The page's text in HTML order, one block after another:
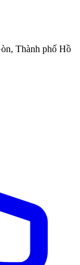
Thành phố Hồ